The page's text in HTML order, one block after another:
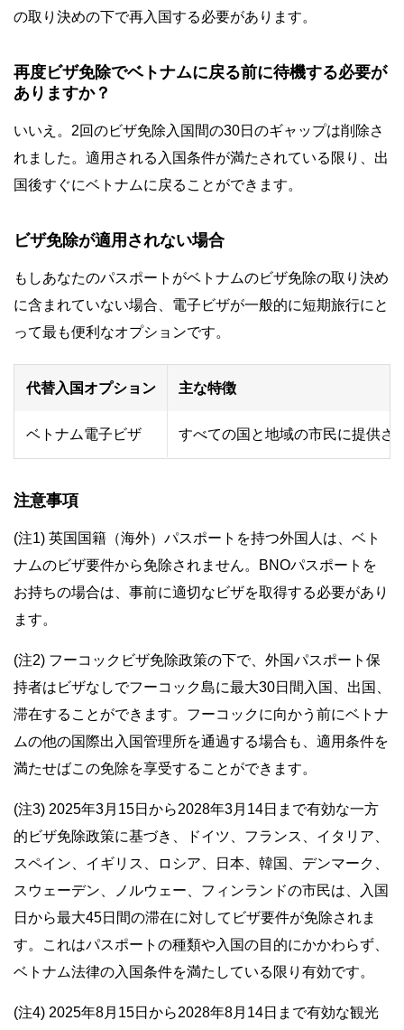
の取り決めの下で再入国する必要があります。
再度ビザ免除でベトナムに戻る前に待機する必要が
ありますか？
いいえ。2回のビザ免除入国間の30日のギャップは削除さ
れました。適用される入国条件が満たされている限り、出
国後すぐにベトナムに戻ることができます。
ビザ免除が適用されない場合
もしあなたのパスポートがベトナムのビザ免除の取り決め
に含まれていない場合、電子ビザが一般的に短期旅行にと
って最も便利なオプションです。
代替入国オプション 主な特徴
ベトナム電子ビザ すべての国と地域の市民に提供さ
注意事項
(注1) 英国国籍（海外）パスポートを持つ外国人は、ベト
ナムのビザ要件から免除されません。BNOパスポートを
お持ちの場合は、事前に適切なビザを取得する必要があり
ます。
(注2) フーコックビザ免除政策の下で、外国パスポート保
持者はビザなしでフーコック島に最大30日間入国、出国、
滞在することができます。フーコックに向かう前にベトナ
ムの他の国際出入国管理所を通過する場合も、適用条件を
満たせばこの免除を享受することができます。
(注3) 2025年3月15日から2028年3月14日まで有効な一方
的ビザ免除政策に基づき、ドイツ、フランス、イタリア、
スペイン、イギリス、ロシア、日本、韓国、デンマーク、
スウェーデン、ノルウェー、フィンランドの市民は、入国
日から最大45日間の滞在に対してビザ要件が免除されま
す。これはパスポートの種類や入国の目的にかかわらず、
ベトナム法律の入国条件を満たしている限り有効です。
(注4) 2025年8月15日から2028年8月14日まで有効な観光